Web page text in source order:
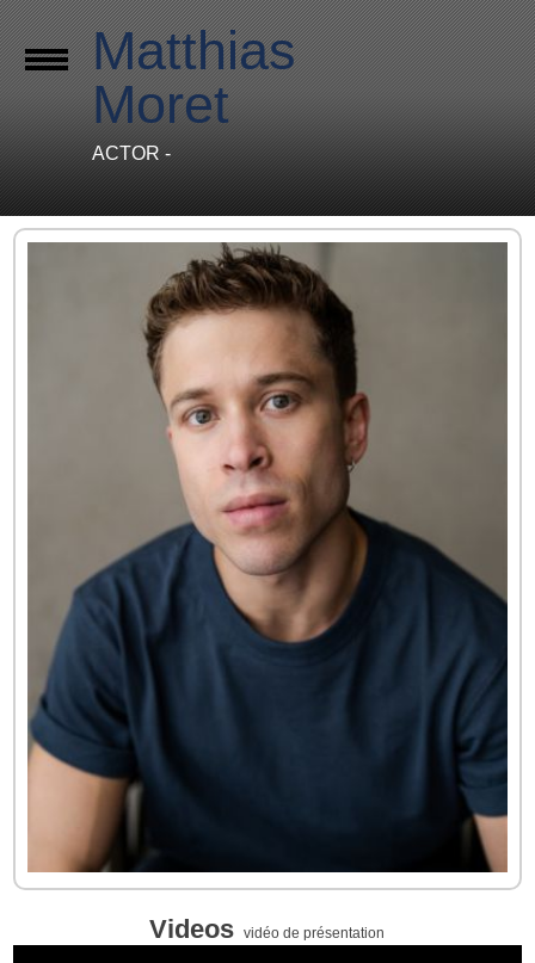
Matthias
Moret
ACTOR -
Videos vidéo de présentation